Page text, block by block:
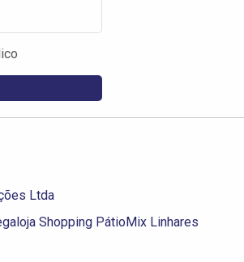
Ltda
Shopping PátioMix Linhares